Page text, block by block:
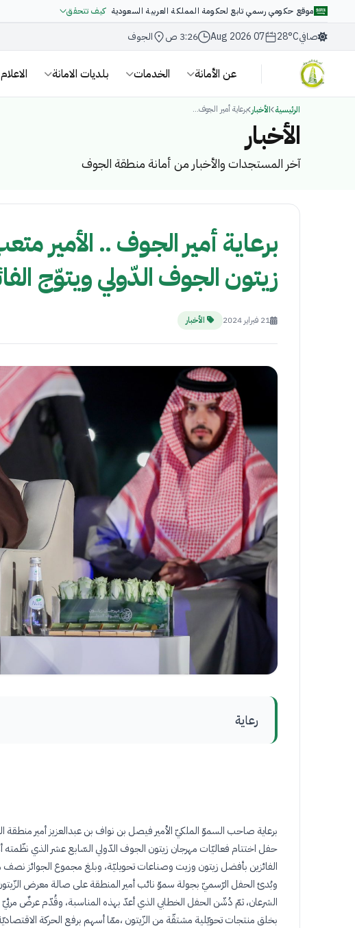
موقع حكومي رسمي تابع لحكومة المملكة العربية السعودية كيف تتحقق
صافي28°C
07 Aug 2026 3:26 ص الجوف
عن الأمانة الخدمات بلديات الامانة
الرئيسية الأخبار برعاية أمير الجوف...
الأخبار
آخر المستجدات والأخبار من أمانة منطقة الجوف
برعاية أمير الجوف ..
زيتون الجوف الدّولي ويتوّج
21 فبراير 2024 الأخبار
رعاية
برعاية صاحب السموّ الملكيّ الأمير فيصل بن نواف بن عبدالعزيز أمير
الفائزين بأفضل زيتون وزيت وصناعات تحويليّة، وبلغ مجموع الجوائز نصف
وبُدئ الحفل الرّسميّ بجولة سموّ نائب أمير المنطقة على صالة معرض
الشرعان، ثمّ دُشّن الحفل الخطابي الذي أعدّ بهذه المناسبة، وقُدّم عرضٌ مرئيّ
بخلق منتجات تحويّلية مشتقّة من الزّيتون ،ممّا أسهم برفع الحركة